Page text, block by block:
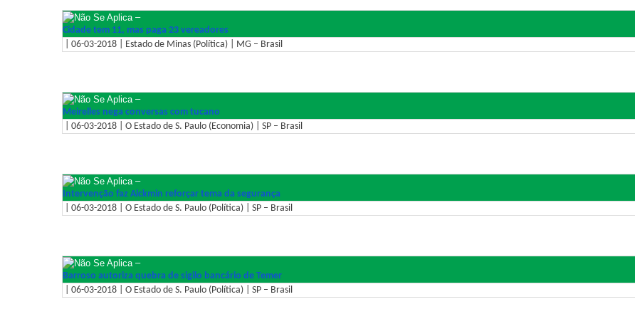
–
Cidade tem 11, mas paga 23 vereadores
| 06-03-2018 | Estado de Minas (Política) | MG – Brasil
–
Meirelles nega conversas com tucano
| 06-03-2018 | O Estado de S. Paulo (Economia) | SP – Brasil
–
Intervenção faz Alckmin reforçar tema da segurança
| 06-03-2018 | O Estado de S. Paulo (Política) | SP – Brasil
–
Barroso autoriza quebra de sigilo bancário de Temer
| 06-03-2018 | O Estado de S. Paulo (Política) | SP – Brasil